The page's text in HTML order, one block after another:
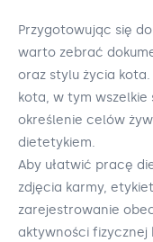
Przygotowując się
warto zebrać
oraz stylu życia
kota, w tym
określenie celów
dietetykiem.
Aby ułatwić pracę
zdjęcia karmy,
zarejestrowanie
aktywności